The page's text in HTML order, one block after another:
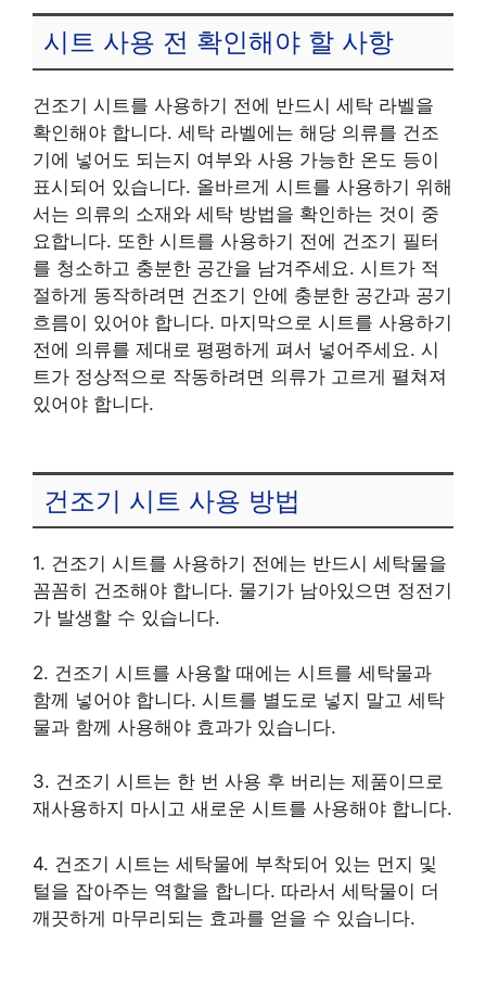
시트 사용 전 확인해야 할 사항
건조기 시트를 사용하기 전에 반드시 세탁 라벨을
확인해야 합니다. 세탁 라벨에는 해당 의류를 건조
기에 넣어도 되는지 여부와 사용 가능한 온도 등이
표시되어 있습니다. 올바르게 시트를 사용하기 위해
서는 의류의 소재와 세탁 방법을 확인하는 것이 중
요합니다. 또한 시트를 사용하기 전에 건조기 필터
를 청소하고 충분한 공간을 남겨주세요. 시트가 적
절하게 동작하려면 건조기 안에 충분한 공간과 공기
흐름이 있어야 합니다. 마지막으로 시트를 사용하기
전에 의류를 제대로 평평하게 펴서 넣어주세요. 시
트가 정상적으로 작동하려면 의류가 고르게 펼쳐져
있어야 합니다.
건조기 시트 사용 방법
1. 건조기 시트를 사용하기 전에는 반드시 세탁물을
꼼꼼히 건조해야 합니다. 물기가 남아있으면 정전기
가 발생할 수 있습니다.
2. 건조기 시트를 사용할 때에는 시트를 세탁물과
함께 넣어야 합니다. 시트를 별도로 넣지 말고 세탁
물과 함께 사용해야 효과가 있습니다.
3. 건조기 시트는 한 번 사용 후 버리는 제품이므로
재사용하지 마시고 새로운 시트를 사용해야 합니다.
4. 건조기 시트는 세탁물에 부착되어 있는 먼지 및
털을 잡아주는 역할을 합니다. 따라서 세탁물이 더
깨끗하게 마무리되는 효과를 얻을 수 있습니다.